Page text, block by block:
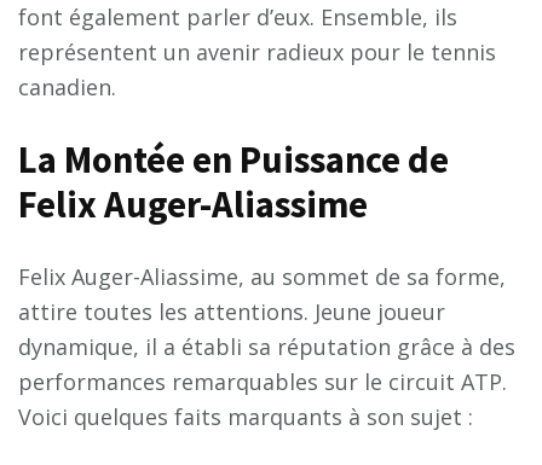
font également parler d’eux. Ensemble, ils
représentent un avenir radieux pour le tennis
canadien.
La Montée en Puissance de
Felix Auger-Aliassime
Felix Auger-Aliassime, au sommet de sa forme,
attire toutes les attentions. Jeune joueur
dynamique, il a établi sa réputation grâce à des
performances remarquables sur le circuit ATP.
Voici quelques faits marquants à son sujet :